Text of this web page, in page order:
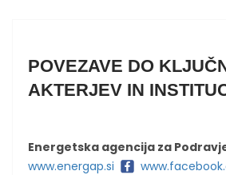
POVEZAVE DO
AKTERJEV IN
Energetska agencija za
www.energap.si